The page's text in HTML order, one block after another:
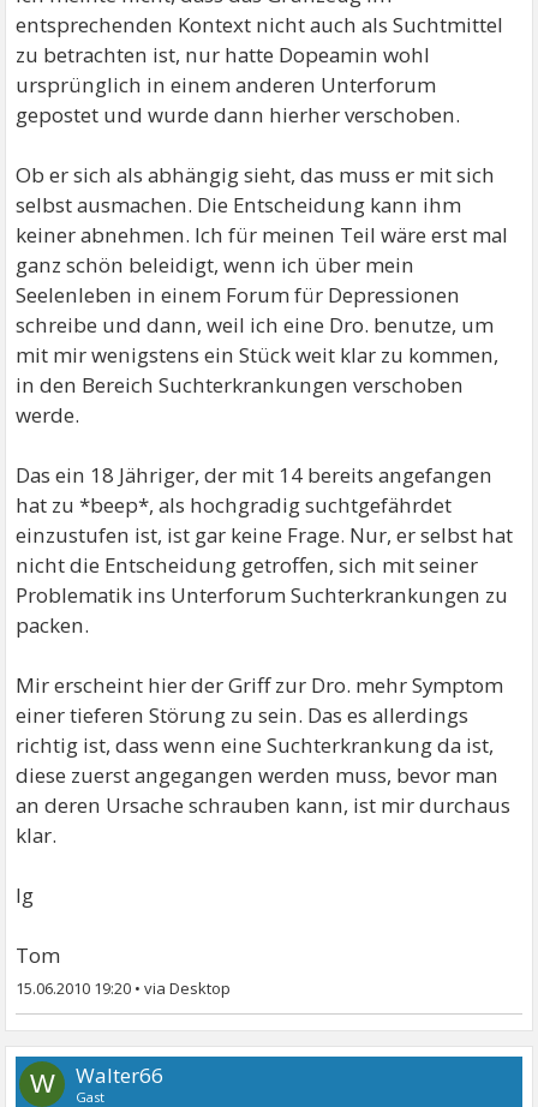
entsprechenden Kontext nicht auch als Suchtmittel
zu betrachten ist, nur hatte Dopeamin wohl
ursprünglich in einem anderen Unterforum
gepostet und wurde dann hierher verschoben.
Ob er sich als abhängig sieht, das muss er mit sich
selbst ausmachen. Die Entscheidung kann ihm
keiner abnehmen. Ich für meinen Teil wäre erst mal
ganz schön beleidigt, wenn ich über mein
Seelenleben in einem Forum für Depressionen
schreibe und dann, weil ich eine Dro. benutze, um
mit mir wenigstens ein Stück weit klar zu kommen,
in den Bereich Suchterkrankungen verschoben
werde.
Das ein 18 Jähriger, der mit 14 bereits angefangen
hat zu *beep*, als hochgradig suchtgefährdet
einzustufen ist, ist gar keine Frage. Nur, er selbst hat
nicht die Entscheidung getroffen, sich mit seiner
Problematik ins Unterforum Suchterkrankungen zu
packen.
Mir erscheint hier der Griff zur Dro. mehr Symptom
einer tieferen Störung zu sein. Das es allerdings
richtig ist, dass wenn eine Suchterkrankung da ist,
diese zuerst angegangen werden muss, bevor man
an deren Ursache schrauben kann, ist mir durchaus
klar.
lg
Tom
15.06.2010 19:20 •
W Walter66
Gast